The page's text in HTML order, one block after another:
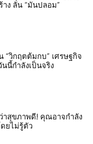
ง ลั่น “มันปลอม”
“วิกฤตต้มกบ” เศรษฐกิจ
นี้กำลังเป็นจริง
สุขภาพดี! คุณอาจกำลัง
ดยไม่รู้ตัว